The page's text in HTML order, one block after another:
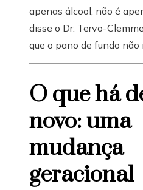
apenas álcool, não é
disse o Dr. Tervo-
que o pano de fundo não
O que há
novo: uma
mudança
geracional